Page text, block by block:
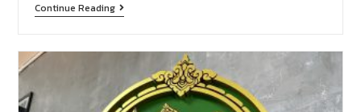
Continue Reading